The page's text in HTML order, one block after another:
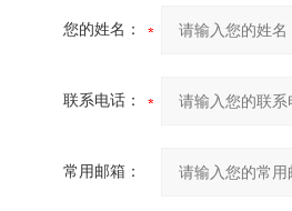
您的姓名：
联系电话：
常用邮箱：